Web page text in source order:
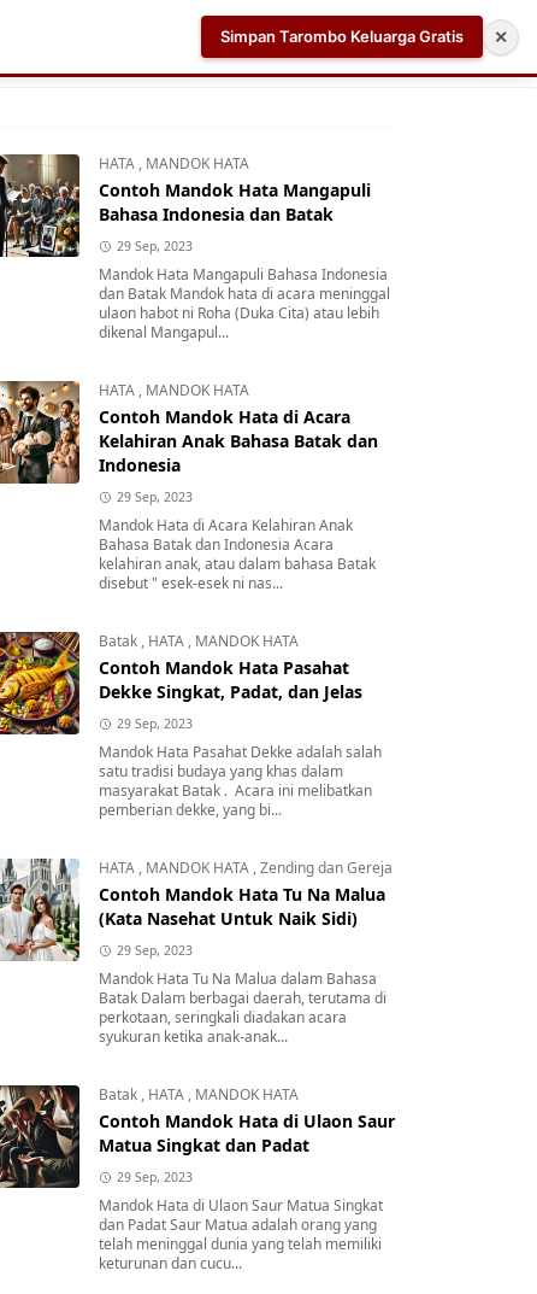
Aplikasi AI Teleprompter dan Pembuat Skrip Video
HATA , MANDOK HATA
Contoh Mandok Hata Mangapuli
Bahasa Indonesia dan Batak
29 Sep, 2023
Mandok Hata Mangapuli Bahasa Indonesia
dan Batak Mandok hata di acara meninggal
ulaon habot ni Roha (Duka Cita) atau lebih
dikenal Mangapul...
HATA , MANDOK HATA
Contoh Mandok Hata di Acara
Kelahiran Anak Bahasa Batak dan
Indonesia
29 Sep, 2023
Mandok Hata di Acara Kelahiran Anak
Bahasa Batak dan Indonesia Acara
kelahiran anak, atau dalam bahasa Batak
disebut " esek-esek ni nas...
Batak , HATA , MANDOK HATA
Contoh Mandok Hata Pasahat
Dekke Singkat, Padat, dan Jelas
29 Sep, 2023
Mandok Hata Pasahat Dekke adalah salah
satu tradisi budaya yang khas dalam
masyarakat Batak . Acara ini melibatkan
pemberian dekke, yang bi...
HATA , MANDOK HATA ,Zending dan Gereja
Contoh Mandok Hata Tu Na Malua
(Kata Nasehat Untuk Naik Sidi)
29 Sep, 2023
Mandok Hata Tu Na Malua dalam Bahasa
Batak Dalam berbagai daerah, terutama di
perkotaan, seringkali diadakan acara
syukuran ketika anak-anak...
Batak , HATA , MANDOK HATA
Contoh Mandok Hata di Ulaon Saur
Matua Singkat dan Padat
29 Sep, 2023
Mandok Hata di Ulaon Saur Matua Singkat
dan Padat Saur Matua adalah orang yang
telah meninggal dunia yang telah memiliki
keturunan dan cucu...
Simpan Tarombo Keluarga Gratis ✕